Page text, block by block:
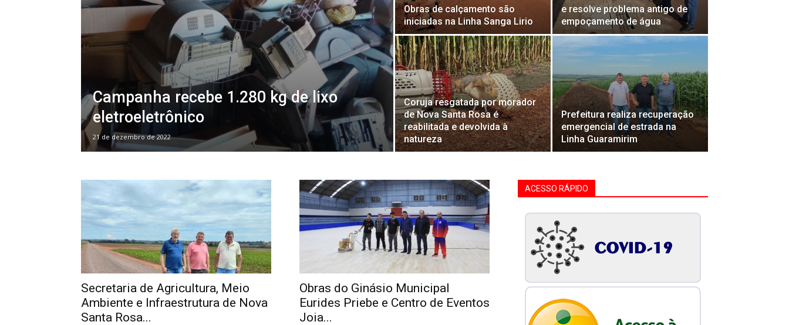
Campanha recebe 1.280 kg de lixo
eletroeletrônico
21 de dezembro de 2022
Obras de calçamento são
iniciadas na Linha Sanga Lirio
e resolve problema antigo de
empoçamento de água
Coruja resgatada por morador
de Nova Santa Rosa é
reabilitada e devolvida à
natureza
Prefeitura realiza recuperação
emergencial de estrada na
Linha Guaramirim
Secretaria de Agricultura, Meio
Ambiente e Infraestrutura de Nova
Santa Rosa...
Obras do Ginásio Municipal
Eurides Priebe e Centro de Eventos
Joia...
ACESSO RÁPIDO